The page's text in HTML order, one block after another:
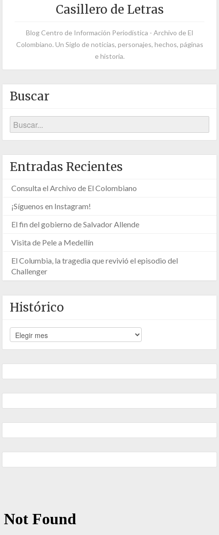
Casillero de Letras
Blog Centro de Información Periodística - Archivo de El
Colombiano. Un Siglo de noticias, personajes, hechos, páginas
e historia.
Buscar
Entradas Recientes
Consulta el Archivo de El Colombiano
¡Síguenos en Instagram!
El fin del gobierno de Salvador Allende
Visita de Pele a Medellín
El Columbia, la tragedia que revivió el episodio del
Challenger
Histórico